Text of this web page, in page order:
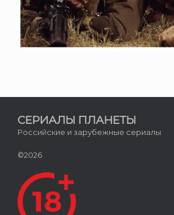
СЕРИАЛЫ ПЛАНЕТЫ
Российские и зарубежные сериалы
©2026